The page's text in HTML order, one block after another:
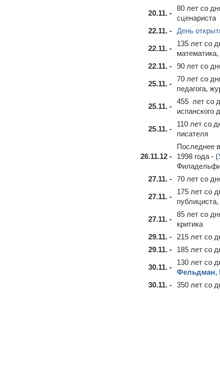
20.11. -
80 лет со
сценариста
22.11. - День
22.11. -
135 лет со
22.11. - 90 лет со
25.11. -
70 лет со
педагога,
25.11. -
455 лет со
испанского
25.11. -
110 лет со
писателя
26.11.12 -
Последнее
1998 года - (
27.11. - 70 лет со
27.11. -
175 лет со
27.11. -
85 лет со
критика
29.11. -
215 лет со
29.11. -
185 лет со
30.11. -
130 лет со
Фельдман,
30.11. - 350 лет со